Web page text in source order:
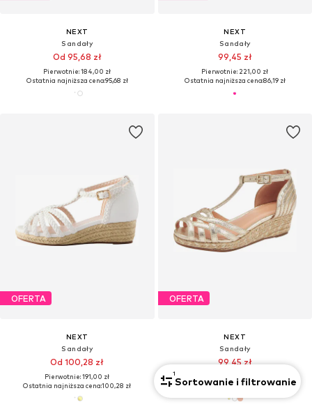
NEXT
Sandały
Od 95,68 zł
Pierwotnie: 184,00 zł
Ostatnia najniższa cena:95,68 zł
NEXT
Sandały
99,45 zł
Pierwotnie: 221,00 zł
Ostatnia najniższa cena:86,19 zł
OFERTA
NEXT
Sandały
Od 100,28 zł
Pierwotnie: 191,00 zł
Ostatnia najniższa cena:100,28 zł
OFERTA
NEXT
Sandały
99,45 zł
Pierwotnie: 221,00 zł
Ostatnia najniższa cena:86,19 zł
1
Sortowanie i filtrowanie